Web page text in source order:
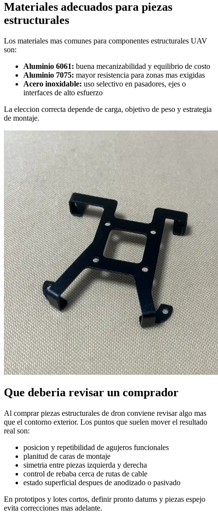
Materiales adecuados para piezas
estructurales
Los materiales mas comunes para componentes estructurales UAV
son:
Aluminio 6061: buena mecanizabilidad y equilibrio de costo
Aluminio 7075: mayor resistencia para zonas mas exigidas
Acero inoxidable: uso selectivo en pasadores, ejes o
interfaces de alto esfuerzo
La eleccion correcta depende de carga, objetivo de peso y estrategia
de montaje.
Que deberia revisar un comprador
Al comprar piezas estructurales de dron conviene revisar algo mas
que el contorno exterior. Los puntos que suelen mover el resultado
real son:
posicion y repetibilidad de agujeros funcionales
planitud de caras de montaje
simetria entre piezas izquierda y derecha
control de rebaba cerca de rutas de cable
estado superficial despues de anodizado o pasivado
En prototipos y lotes cortos, definir pronto datums y piezas espejo
evita correcciones mas adelante.